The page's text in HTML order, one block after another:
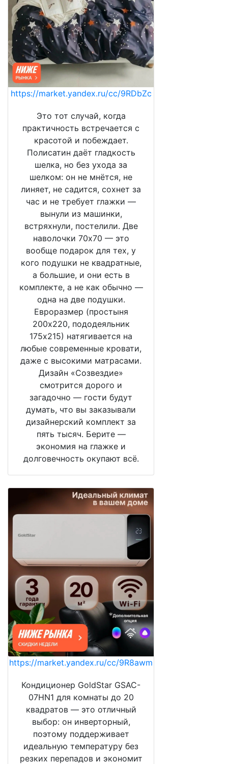
https://market.yandex.ru/cc/9RDbZc
Это тот случай, когда
практичность встречается с
красотой и побеждает.
Полисатин даёт гладкость
шелка, но без ухода за
шелком: он не мнётся, не
линяет, не садится, сохнет за
час и не требует глажки —
вынули из машинки,
встряхнули, постелили. Две
наволочки 70х70 — это
вообще подарок для тех, у
кого подушки не квадратные,
а большие, и они есть в
комплекте, а не как обычно —
одна на две подушки.
Евроразмер (простыня
200х220, пододеяльник
175х215) натягивается на
любые современные кровати,
даже с высокими матрасами.
Дизайн «Созвездие»
смотрится дорого и
загадочно — гости будут
думать, что вы заказывали
дизайнерский комплект за
пять тысяч. Берите —
экономия на глажке и
долговечность окупают всё.
https://market.yandex.ru/cc/9R8awm
Кондиционер GoldStar GSAC-
07HN1 для комнаты до 20
квадратов — это отличный
выбор: он инверторный,
поэтому поддерживает
идеальную температуру без
резких перепадов и экономит